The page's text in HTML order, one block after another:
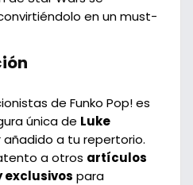
en un must-
de Funko Pop! es
única de Luke
añadido a tu repertorio.
a otros artículos
exclusivos para